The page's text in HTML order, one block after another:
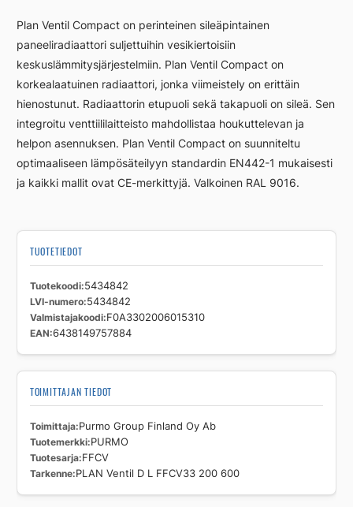
L
FFCV33
200
600
määrä
Plan Ventil Compact on perinteinen sileäpintainen
paneeliradiaattori suljettuihin vesikiertoisiin
keskuslämmitysjärjestelmiin. Plan Ventil Compact on
korkealaatuinen radiaattori, jonka viimeistely on erittäin
hienostunut. Radiaattorin etupuoli sekä takapuoli on sileä. Sen
integroitu venttiililaitteisto mahdollistaa houkuttelevan ja
helpon asennuksen. Plan Ventil Compact on suunniteltu
optimaaliseen lämpösäteilyyn standardin EN442-1 mukaisesti
ja kaikki mallit ovat CE-merkittyjä. Valkoinen RAL 9016.
TUOTETIEDOT
Tuotekoodi 5434842
LVI-numero 5434842
Valmistajakoodi F0A3302006015310
EAN 6438149757884
TOIMITTAJAN TIEDOT
Toimittaja Purmo Group Finland Oy Ab
Tuotemerkki PURMO
Tuotesarja FFCV
Tarkenne PLAN Ventil D L FFCV33 200 600